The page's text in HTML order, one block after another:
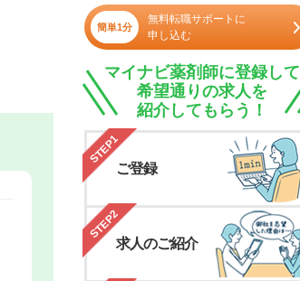
簡単1分
無料転職サポートに
申し込む
マイナビ薬剤師に登録して
希望通りの求人を
紹介してもらう！
STEP1
ご登録
STEP2
求人のご紹介